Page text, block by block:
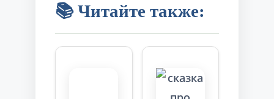
📚 Читайте также: